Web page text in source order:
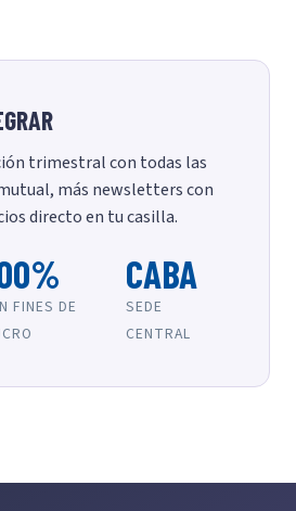
trimestral con todas las
más newsletters con
directo en tu casilla.
FINES DE
CABA
SEDE
CENTRAL